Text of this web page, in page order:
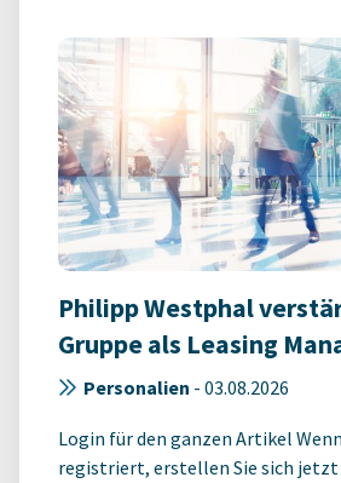
Philipp Westphal
Gruppe als Leasing
Personalien - 03.08.2026
Login für den ganzen Artikel
registriert, erstellen Sie sich